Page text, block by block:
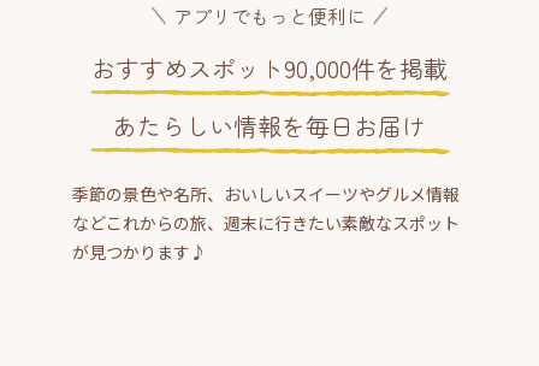
アプリでもっと便利に
おすすめスポット90,000件を掲載
あたらしい情報を毎日お届け
季節の景色や名所、おいしいスイーツやグルメ情報
などこれからの旅、週末に行きたい素敵なスポット
が見つかります♪